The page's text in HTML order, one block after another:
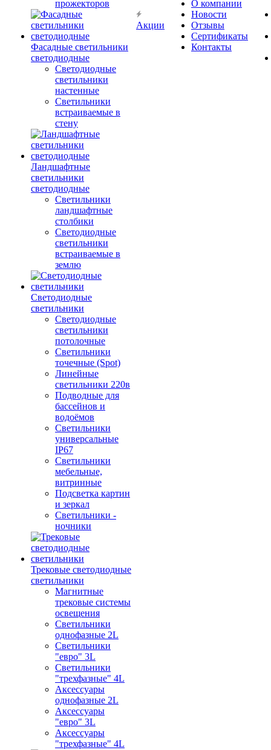
прожекторов
Фасадные светильники
светодиодные
Светодиодные
светильники
настенные
Светильники
встраиваемые в
стену
Ландшафтные
светильники
светодиодные
Светильники
ландшафтные
столбики
Светодиодные
светильники
встраиваемые в
землю
Светодиодные
светильники
Светодиодные
светильники
потолочные
Светильники
точечные (Spot)
Линейные
светильники 220в
Подводные для
бассейнов и
водоёмов
Светильники
универсальные
IP67
Светильники
мебельные,
витринные
Подсветка картин
и зеркал
Светильники -
ночники
Трековые светодиодные
светильники
Магнитные
трековые системы
освещения
Светильники
однофазные 2L
Светильники
"евро" 3L
Светильники
"трехфазные" 4L
Аксессуары
однофазные 2L
Аксессуары
"евро" 3L
Аксессуары
"трехфазные" 4L
Акции
О компании
Новости
Отзывы
Сертификаты
Контакты